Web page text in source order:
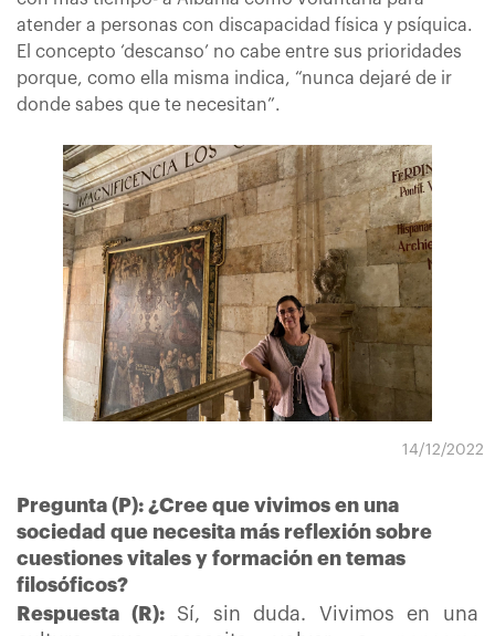
atender a personas con discapacidad física y psíquica.
El concepto ‘descanso’ no cabe entre sus prioridades
porque, como ella misma indica, “nunca dejaré de ir
donde sabes que te necesitan”.
14/12/2022
Pregunta (P): ¿Cree que vivimos en una
sociedad que necesita más reflexión sobre
cuestiones vitales y formación en temas
filosóficos?
Respuesta (R): Sí, sin duda. Vivimos en una